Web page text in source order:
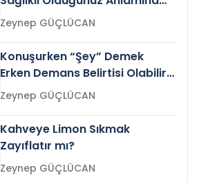
Gelir mi?Zeynep GÜÇLÜCAN
Konuşurken “Şey” Demek
Erken Demans Belirtisi Olabilir
mi?
Zeynep GÜÇLÜCAN
Kahveye Limon Sıkmak
Zayıflatır mı?
Zeynep GÜÇLÜCAN